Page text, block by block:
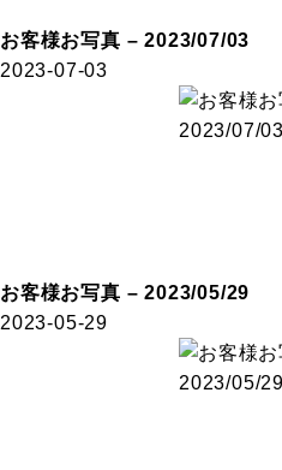
お客様お写真 – 2023/07/03
2023-07-03
お客様お写真 – 2023/05/29
2023-05-29